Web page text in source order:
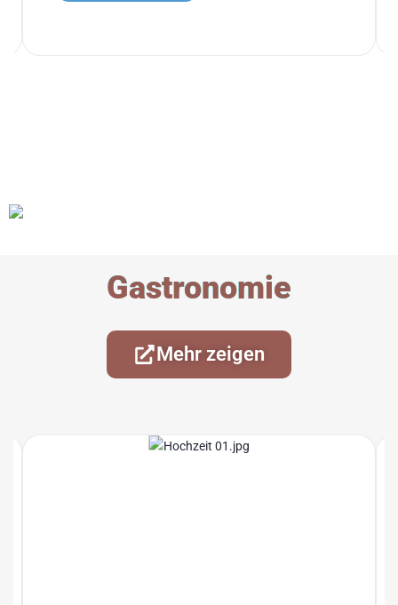
Gastronomie
Mehr zeigen